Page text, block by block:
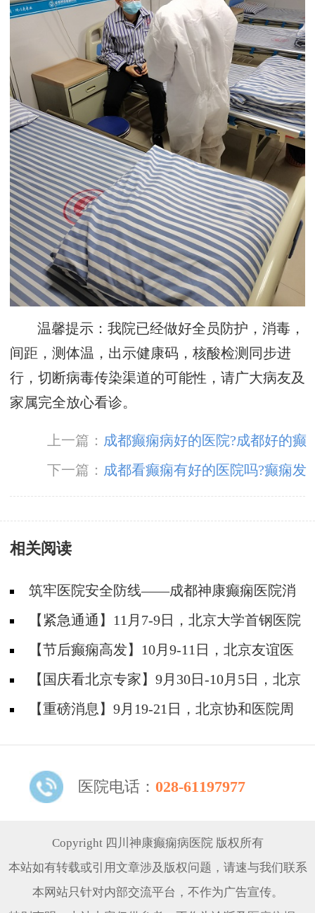
温馨提示：我院已经做好全员防护，消毒，
间距，测体温，出示健康码，核酸检测同步进
行，切断病毒传染渠道的可能性，请广大病友及
家属完全放心看诊。
上一篇： 成都癫痫病好的医院?成都好的癫
痫病专科医院
下一篇： 成都看癫痫有好的医院吗?癫痫发
作会出现哪些症状
相关阅读
筑牢医院安全防线——成都神康癫痫医院消
防安全培训纪实
【紧急通通】11月7-9日，北京大学首钢医院
神经内科胡颖教授亲临成都会诊，破解癫痫疑难
【节后癫痫高发】10月9-11日，北京友谊医
院陈葵博士免费会诊+治疗援助，破解癫痫难
题！
【国庆看北京专家】9月30日-10月5日，北京
天坛&首钢医院两大专家蓉城亲诊+癫痫大额救
【重磅消息】9月19-21日，北京协和医院周
线！
医院电话： 028-61197977
Copyright 四川神康癫痫病医院 版权所有
本站如有转载或引用文章涉及版权问题，请速与我们联系
本网站只针对内部交流平台，不作为广告宣传。